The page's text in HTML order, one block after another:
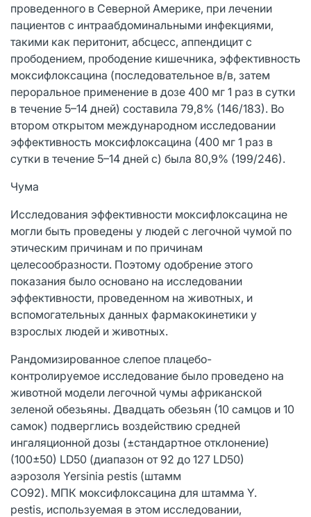
проведенного в Северной Америке, при лечении
пациентов с интраабдоминальными инфекциями,
такими как перитонит, абсцесс, аппендицит с
прободением, прободение кишечника, эффективность
моксифлоксацина (последовательное в/в, затем
пероральное применение в дозе 400 мг 1 раз в сутки
в течение 5–14 дней) составила 79,8% (146/183). Во
втором открытом международном исследовании
эффективность моксифлоксацина (400 мг 1 раз в
сутки в течение 5–14 дней с) была 80,9% (199/246).
Чума
Исследования эффективности моксифлоксацина не
могли быть проведены у людей с легочной чумой по
этическим причинам и по причинам
целесообразности. Поэтому одобрение этого
показания было основано на исследовании
эффективности, проведенном на животных, и
вспомогательных данных фармакокинетики у
взрослых людей и животных.
Рандомизированное слепое плацебо-
контролируемое исследование было проведено на
животной модели легочной чумы африканской
зеленой обезьяны. Двадцать обезьян (10 самцов и 10
самок) подверглись воздействию средней
ингаляционной дозы (±стандартное отклонение)
(100±50) LD50 (диапазон от 92 до 127 LD50)
аэрозоля Yersinia pestis (штамм
СО92). МПК моксифлоксацина для штамма Y.
pestis, используемая в этом исследовании,